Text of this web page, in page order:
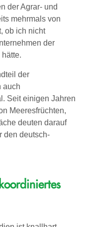
der Agrar- und
mehrmals von
ob ich nicht
der
der
auch
Seit einigen Jahren
Meeresfrüchten,
deuten darauf
den deutsch-